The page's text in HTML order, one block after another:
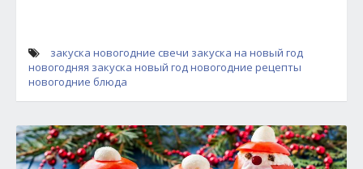
закуска новогодние свечи закуска на новый год
новогодняя закуска новый год новогодние рецепты
новогодние блюда